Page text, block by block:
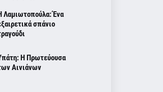
Λαμιωτοπούλα: Ένα
σπάνιο
Η Πρωτεύουσα
Αινιάνων